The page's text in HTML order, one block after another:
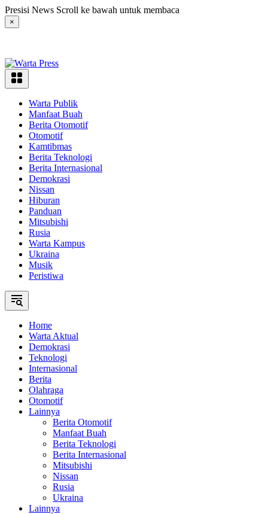
Langsung
ke
konten
Presisi News Scroll ke bawah untuk membaca
×
Warta Publik
Manfaat Buah
Berita Otomotif
Otomotif
Kamtibmas
Berita Teknologi
Berita Internasional
Demokrasi
Nissan
Hiburan
Panduan
Mitsubishi
Rusia
Warta Kampus
Ukraina
Musik
Peristiwa
Home
Warta Aktual
Demokrasi
Teknologi
Internasional
Berita
Olahraga
Otomotif
Lainnya
Berita Otomotif
Manfaat Buah
Berita Teknologi
Berita Internasional
Mitsubishi
Nissan
Rusia
Ukraina
Lainnya